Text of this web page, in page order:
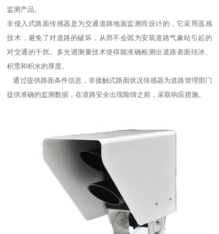
监测产品。
非侵入式路面传感器是为交通道路地面监测而设计的，它采用遥感
技术，避免了对道路的破坏，从而不会因为安装道路气象站引起的
对交通的干扰。多光谱测量技术使得能准确检测出道路表面结冰、
积雪和积水的厚度。
通过提供路面条件信息，非接触式路面状况传感器为道路管理部门
提供准确的监测数据，在道路安全出现险情之前，采取响应措施。